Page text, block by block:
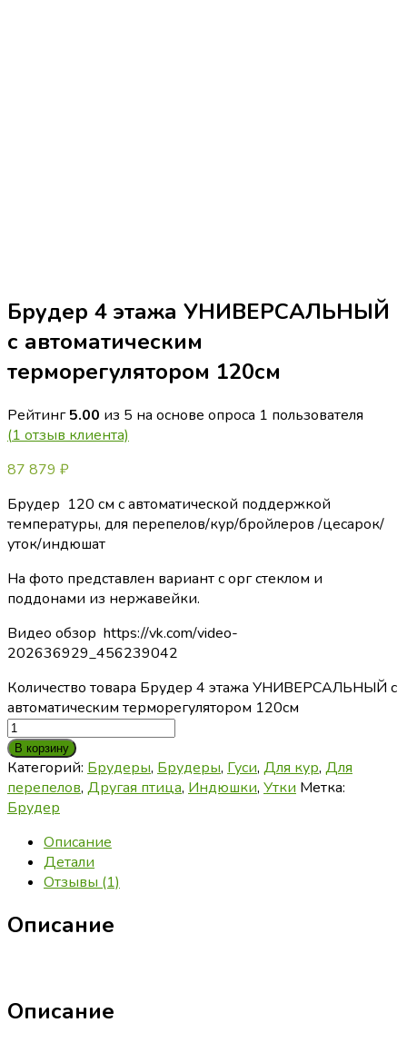
Брудер 4 этажа УНИВЕРСАЛЬНЫЙ
с автоматическим
терморегулятором 120см
Рейтинг5.00 из 5 на основе опроса 1 пользователя
(1 отзыв клиента)
87 879 ₽
Брудер 120 см с автоматической поддержкой
температуры, для перепелов/кур/бройлеров /цесарок/
уток/индюшат
На фото представлен вариант с орг стеклом и
поддонами из нержавейки.
Видео обзор https://vk.com/video-
202636929_456239042
Количество товара Брудер 4 этажа УНИВЕРСАЛЬНЫЙ с
автоматическим терморегулятором 120см
В корзину
Категорий: Брудеры, Брудеры, Гуси, Для кур, Для
перепелов, Другая птица, Индюшки, Утки Метка:
Брудер
Описание
Детали
Отзывы (1)
Описание
Описание